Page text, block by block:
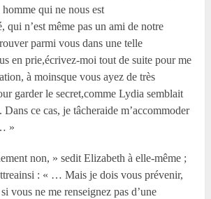
qui ne nous est
qui n’est même pas un ami de notre
parmi vous dans une telle
en prie,écrivez-moi tout de suite pour me
à moinsque vous ayez de très
garder le secret,comme Lydia semblait
Dans ce cas, je tâcheraide m’accommoder
»
non, » sedit Elizabeth à elle-même ;
: « … Mais je dois vous prévenir,
vous ne me renseignez pas d’une